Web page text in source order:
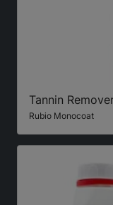
Tannin
Rubio Monocoat